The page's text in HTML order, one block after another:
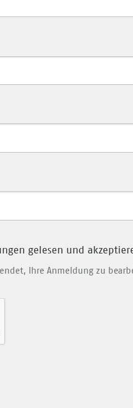
gelesen und
Ihre Anmeldung zu